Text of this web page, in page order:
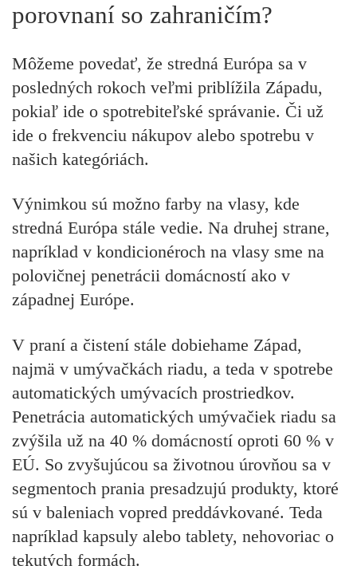
porovnaní so zahraničím?
Môžeme povedať, že stredná Európa sa v
posledných rokoch veľmi priblížila Západu,
pokiaľ ide o spotrebiteľské správanie. Či už
ide o frekvenciu nákupov alebo spotrebu v
našich kategóriách.
Výnimkou sú možno farby na vlasy, kde
stredná Európa stále vedie. Na druhej strane,
napríklad v kondicionéroch na vlasy sme na
polovičnej penetrácii domácností ako v
západnej Európe.
V praní a čistení stále dobiehame Západ,
najmä v umývačkách riadu, a teda v spotrebe
automatických umývacích prostriedkov.
Penetrácia automatických umývačiek riadu sa
zvýšila už na 40 % domácností oproti 60 % v
EÚ. So zvyšujúcou sa životnou úrovňou sa v
segmentoch prania presadzujú produkty, ktoré
sú v baleniach vopred preddávkované. Teda
napríklad kapsuly alebo tablety, nehovoriac o
tekutých formách.